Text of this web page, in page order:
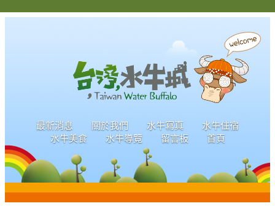
最新消息 關於我們 水牛寫真
水牛住宿
水牛美食
水牛導覽 留言板 首頁